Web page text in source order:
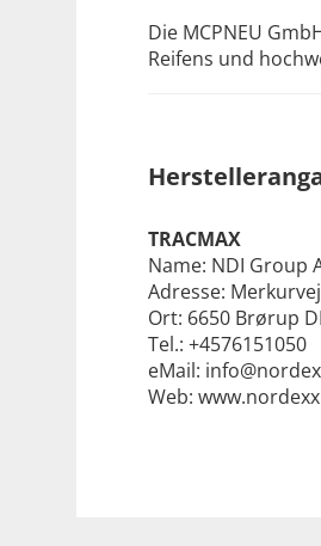
Die MCPNEU
Reifens und
TRACMAX
Name: NDI Group
Adresse:
Ort: 6650 Brørup
Tel.: +4576151050
eMail:
Web: